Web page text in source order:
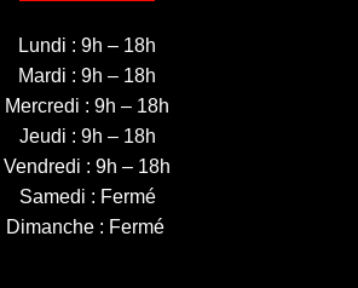
Lundi : 9h – 18h
Mardi : 9h – 18h
Mercredi : 9h – 18h
Jeudi : 9h – 18h
Vendredi : 9h – 18h
Samedi : Fermé
Dimanche : Fermé